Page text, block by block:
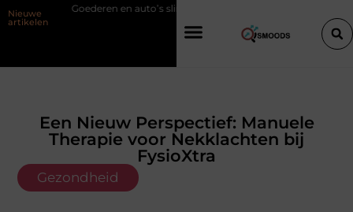
Nieuwe
artikelen
en auto’s slim verplaatsen met twee liften naast elkaar
Een Nieuw Perspectief: Manuele
Therapie voor Nekklachten bij
FysioXtra
Gezondheid